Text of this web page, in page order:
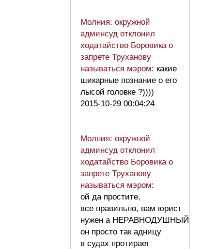
Молния: окружной
админсуд отклонил
ходатайство Боровика о
запрете Труханову
называться мэром: какие
шикарные познание о его
лысой головке ?))))
2015-10-29 00:04:24
Молния: окружной
админсуд отклонил
ходатайство Боровика о
запрете Труханову
называться мэром:
ой да простите,
все правильно, вам юрист
нужен а НЕРАВНОДУШНЫЙ
он просто так адницу
в судах протирает